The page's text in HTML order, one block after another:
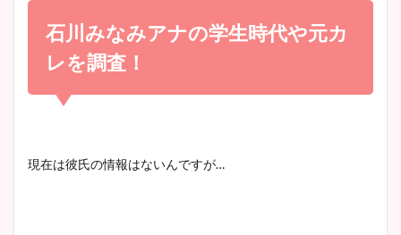
宇賀神メグアナのニット画像
池谷実悠アナのメガネ画像が
め！足が美脚でニット衣装も
かわいい！
wikiプロフもチェック！
石川みなみアナの学生時代や元カ
レを調査！
現在は彼氏の情報はないんですが…